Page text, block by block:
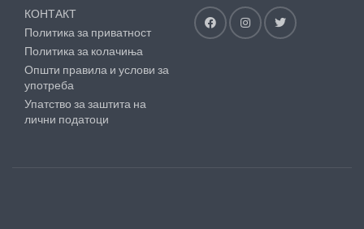
КОНТАКТ
Политика за приватност
Политика за колачиња
Општи правила и услови за
употреба
Упатство за заштита на
лични податоци